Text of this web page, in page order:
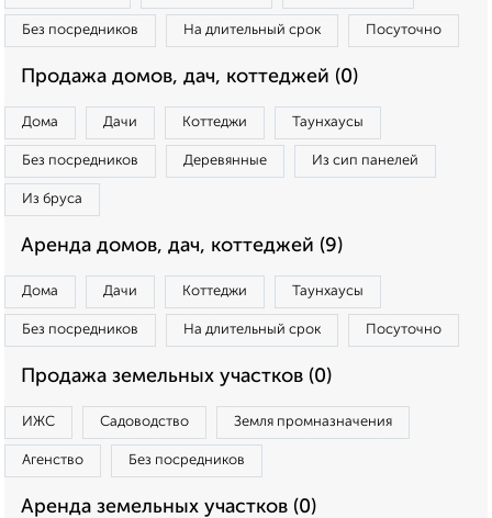
Без посредников На длительный срок Посуточно
Продажа домов, дач, коттеджей (0)
Дома Дачи Коттеджи Таунхаусы
Без посредников Деревянные Из сип панелей
Из бруса
Аренда домов, дач, коттеджей (9)
Дома Дачи Коттеджи Таунхаусы
Без посредников На длительный срок Посуточно
Продажа земельных участков (0)
ИЖС Садоводство Земля промназначения
Агенство Без посредников
Аренда земельных участков (0)